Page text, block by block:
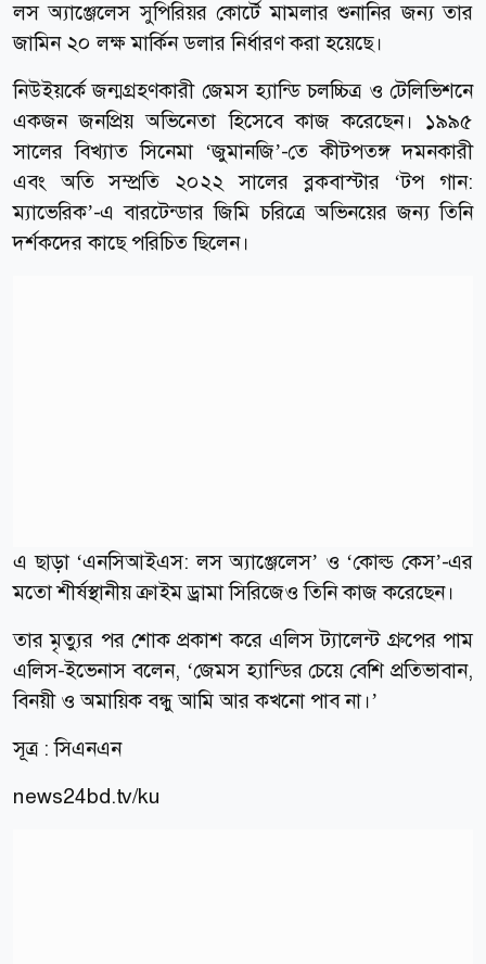
লস অ্যাঞ্জেলেস সুপিরিয়র কোর্টে মামলার শুনানির জন্য তার
জামিন ২০ লক্ষ মার্কিন ডলার নির্ধারণ করা হয়েছে।
নিউইয়র্কে জন্মগ্রহণকারী জেমস হ্যান্ডি চলচ্চিত্র ও টেলিভিশনে
একজন জনপ্রিয় অভিনেতা হিসেবে কাজ করেছেন। ১৯৯৫
সালের বিখ্যাত সিনেমা ‘জুমানজি’-তে কীটপতঙ্গ দমনকারী
এবং অতি সম্প্রতি ২০২২ সালের ব্লকবাস্টার ‘টপ গান:
ম্যাভেরিক’-এ বারটেন্ডার জিমি চরিত্রে অভিনয়ের জন্য তিনি
দর্শকদের কাছে পরিচিত ছিলেন।
এ ছাড়া ‘এনসিআইএস: লস অ্যাঞ্জেলেস’ ও ‘কোল্ড কেস’-এর
মতো শীর্ষস্থানীয় ক্রাইম ড্রামা সিরিজেও তিনি কাজ করেছেন।
তার মৃত্যুর পর শোক প্রকাশ করে এলিস ট্যালেন্ট গ্রুপের পাম
এলিস-ইভেনাস বলেন, ‘জেমস হ্যান্ডির চেয়ে বেশি প্রতিভাবান,
বিনয়ী ও অমায়িক বন্ধু আমি আর কখনো পাব না।’
সূত্র : সিএনএন
news24bd.tv/ku